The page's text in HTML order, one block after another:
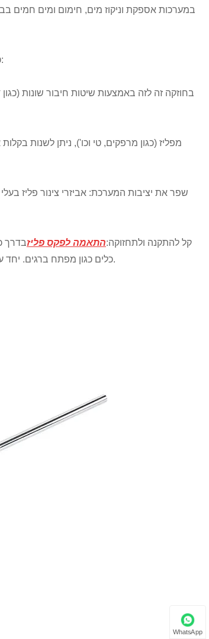
במערכות אספקת וניקוז מים, חימום ומים חמים
כחלק חשוב ממערכת הצינורות PEX, הפונקציות העיקריות של Brass Pex Fitting כוללים:
4. קל להתקנה ולתחזוקה:התאמה לפקס פליזבדרך
כלים כגון מפתח ברגים. יחד עם זאת, ביצועי האיטום הטובים שלו מפחיתים את עומס העבודה של תחזוקה שלאחר מכן.
WhatsApp